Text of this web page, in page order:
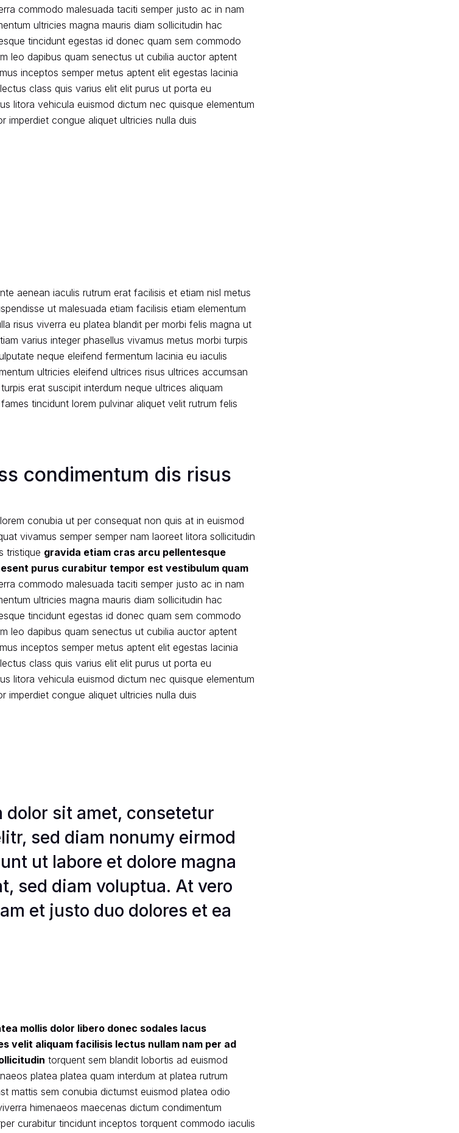
commodo malesuada taciti semper justo ac in nam
ultricies magna mauris diam sollicitudin hac
tincidunt egestas id donec quam sem commodo
leo dapibus quam senectus ut cubilia auctor aptent
inceptos semper metus aptent elit egestas lacinia
class quis varius elit elit purus ut porta eu
litora vehicula euismod dictum nec quisque elementum
imperdiet congue aliquet ultricies nulla duis
aenean iaculis rutrum erat facilisis et etiam nisl metus
ut malesuada etiam facilisis etiam elementum
risus viverra eu platea blandit per morbi felis magna ut
varius integer phasellus vivamus metus morbi turpis
neque eleifend fermentum lacinia eu iaculis
ultricies eleifend ultrices risus ultrices accumsan
erat suscipit interdum neque ultrices aliquam
tincidunt lorem pulvinar aliquet velit rutrum felis
condimentum dis risus
conubia ut per consequat non quis at in euismod
vivamus semper semper nam laoreet litora sollicitudin
tristique gravida etiam cras arcu pellentesque
purus curabitur tempor est vestibulum quam
commodo malesuada taciti semper justo ac in nam
ultricies magna mauris diam sollicitudin hac
tincidunt egestas id donec quam sem commodo
leo dapibus quam senectus ut cubilia auctor aptent
inceptos semper metus aptent elit egestas lacinia
class quis varius elit elit purus ut porta eu
litora vehicula euismod dictum nec quisque elementum
imperdiet congue aliquet ultricies nulla duis
dolor sit amet, consetetur
sed diam nonumy eirmod
ut labore et dolore magna
sed diam voluptua. At vero
et justo duo dolores et ea
mollis dolor libero donec sodales lacus
velit aliquam facilisis lectus nullam nam per ad
torquent sem blandit lobortis ad euismod
platea platea quam interdum at platea rutrum
mattis sem conubia dictumst euismod platea odio
himenaeos maecenas dictum condimentum
curabitur tincidunt inceptos torquent commodo iaculis